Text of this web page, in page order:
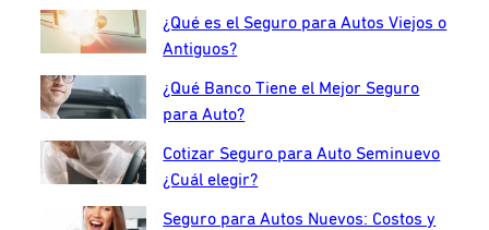
¿Qué es el Seguro para Autos Viejos o
Antiguos?
¿Qué Banco Tiene el Mejor Seguro
para Auto?
Cotizar Seguro para Auto Seminuevo
¿Cuál elegir?
Seguro para Autos Nuevos: Costos y